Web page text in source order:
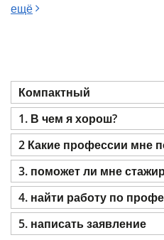
ещё
Компактный
1. В чем я хорош?
2 Какие профессии мне
3. поможет ли мне
4. найти работу по
5. написать заявление